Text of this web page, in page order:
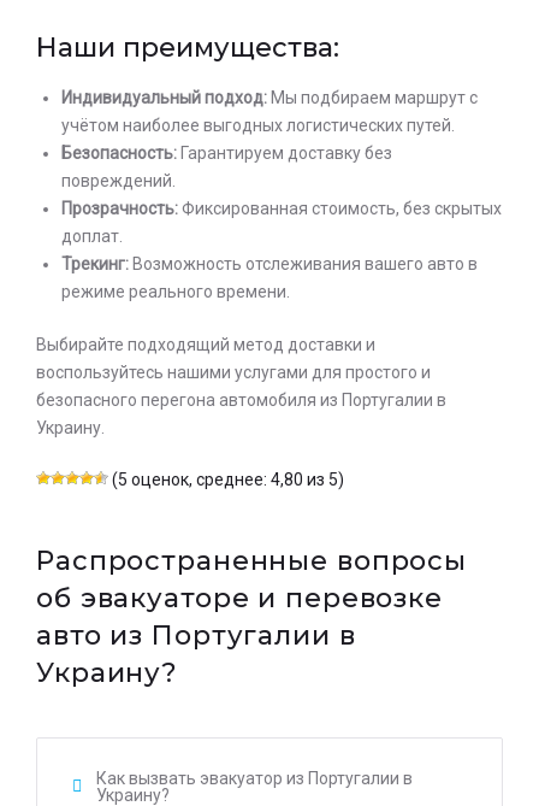
Наши преимущества:
Индивидуальный подход: Мы подбираем маршрут с
учётом наиболее выгодных логистических путей.
Безопасность: Гарантируем доставку без
повреждений.
Прозрачность:Фиксированная стоимость, без скрытых
доплат.
Трекинг: Возможность отслеживания вашего авто в
режиме реального времени.
Выбирайте подходящий метод доставки и
воспользуйтесь нашими услугами для простого и
безопасного перегона автомобиля из Португалии в
Украину.
(5 оценок, среднее: 4,80 из 5)
Распространенные вопросы
об эвакуаторе и перевозке
авто из Португалии в
Украину?
Как вызвать эвакуатор из Португалии в
Украину?